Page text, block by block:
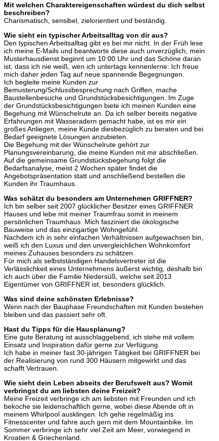
Mit welchen Charaktereigenschaften würdest du dich selbst
beschreiben?
Charismatisch, sensibel, zielorientiert und beständig.
Wie sieht ein typischer Arbeitsalltag von dir aus?
Den typischen Arbeitsalltag gibt es bei mir nicht. In der Früh lese
ich meine E-Mails und beantworte diese auch unverzüglich, mein
Musterhausdienst beginnt um 10:00 Uhr und das Schöne daran
ist, dass ich nie weiß, wen ich untertags kennenlerne: Ich freue
mich daher jeden Tag auf neue spannende Begegnungen.
Ich begleite meine Kunden zur
Bemusterung/Schlussbesprechung nach Griffen, mache
Baustellenbesuche und Grundstücksbesichtigungen. Im Zuge
der Grundstücksbesichtigungen biete ich meinen Kunden eine
Begehung mit Wünschelrute an. Da ich selber bereits negative
Erfahrungen mit Wasseradern gemacht habe, ist es mir ein
großes Anliegen, meine Kunde diesbezüglich zu beraten und bei
Bedarf geeignete Lösungen anzubieten.
Die Begehung mit der Wünschelrute gehört zur
Planungsvereinbarung, die meine Kunden mit mir abschließen.
Auf die gemeinsame Grundstücksbegehung folgt die
Bedarfsanalyse, meist 2 Wochen später findet die
Angebotspräsentation statt und anschließend bestellen die
Kunden ihr Traumhaus.
Was schätzt du besonders am Unternehmen GRIFFNER?
Ich bin selber seit 2007 glücklicher Besitzer eines GRIFFNER
Hauses und lebe mit meiner Traumfrau somit in meinem
persönlichen Traumhaus. Mich fasziniert die ökologische
Bauweise und das einzigartige Wohngefühl.
Nachdem ich in sehr einfachen Verhältnissen aufgewachsen bin,
weiß ich den Luxus und den unvergleichlichen Wohnkomfort
meines Zuhauses besonders zu schätzen.
Für mich als selbstständigen Handelsvertreter ist die
Verlässlichkeit eines Unternehmens äußerst wichtig, deshalb bin
ich auch über die Familie Niedersüß, welche seit 2013
Eigentümer von GRIFFNER ist, besonders glücklich.
Was sind deine schönsten Erlebnisse?
Wenn nach der Bauphase Freundschaften mit Kunden bestehen
bleiben und das passiert sehr oft.
Hast du Tipps für die Hausplanung?
Eine gute Beratung ist ausschlaggebend, ich stehe mit vollem
Einsatz und Inspiration dafür gerne zur Verfügung.
Ich habe in meiner fast 30-jährigen Tätigkeit bei GRIFFNER bei
der Realisierung von rund 300 Häusern mitgewirkt und das
schafft Vertrauen.
Wie sieht dein Leben abseits der Berufswelt aus? Womit
verbringst du am liebsten deine Freizeit?
Meine Freizeit verbringe ich am liebsten mit Freunden und ich
bekoche sie leidenschaftlich gerne, wobei diese Abende oft in
meinem Whirlpool ausklingen. Ich gehe regelmäßig ins
Fitnesscenter und fahre auch gern mit dem Mountainbike. Im
Sommer verbringe ich sehr viel Zeit am Meer, vorwiegend in
Kroatien & Griechenland.